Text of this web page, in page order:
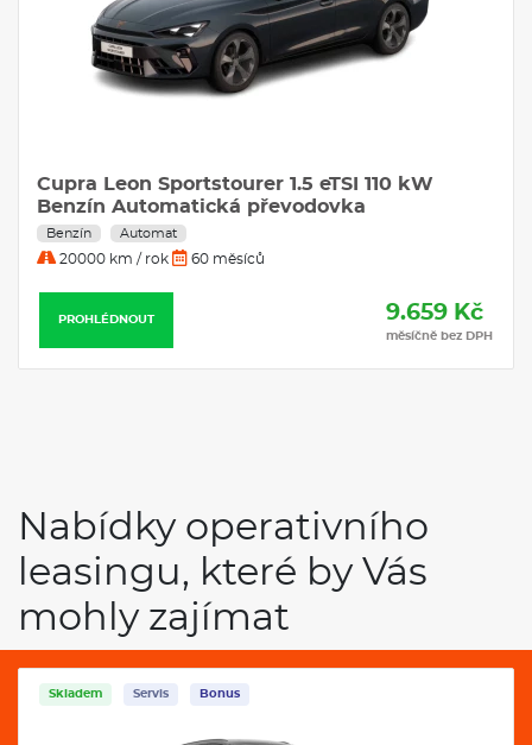
Cupra Formentor 1.5 eTSI 110 kW Benzín
Automatická převodovka
Benzín Automat
30000 km / rok 36 měsíců
PROHLÉDNOUT 9.730 Kč
měsíčně bez DPH
Nabídky operativního
leasingu, které by Vás
mohly zajímat
Servis Bonus